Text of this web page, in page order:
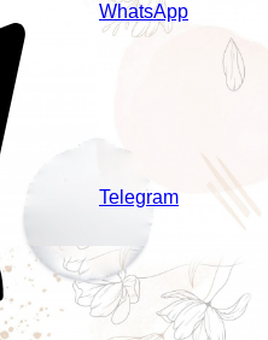
WhatsApp
Telegram